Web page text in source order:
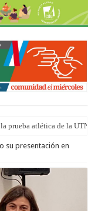
prueba atlética de la
su presentación en